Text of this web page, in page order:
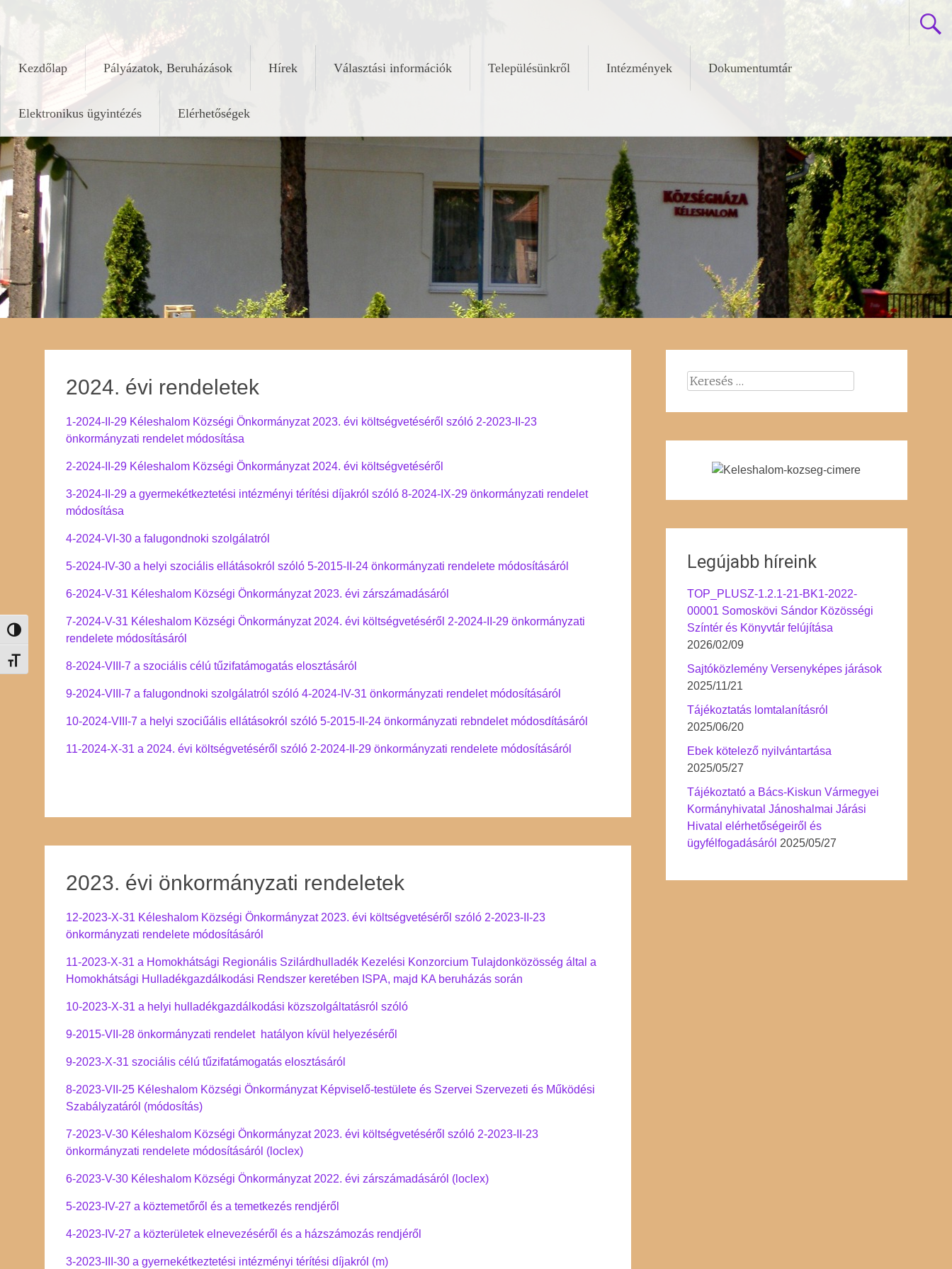
Nagy kontraszt váltása
Betűméret váltása
Kezdőlap Pályázatok, Beruházások Hírek Választási információk Településünkről Intézmények Dokumentumtár
Elektronikus ügyintézés Elérhetőségek
2024. évi rendeletek
1-2024-II-29 Kéleshalom Községi Önkormányzat 2023. évi költségvetéséről szóló 2-2023-II-23
önkormányzati rendelet módosítása
2-2024-II-29 Kéleshalom Községi Önkormányzat 2024. évi költségvetéséről
3-2024-II-29 a gyermekétkeztetési intézményi térítési díjakról szóló 8-2024-IX-29 önkormányzati rendelet
módosítása
4-2024-VI-30 a falugondnoki szolgálatról
5-2024-IV-30 a helyi szociális ellátásokról szóló 5-2015-II-24 önkormányzati rendelete módosításáról
6-2024-V-31 Kéleshalom Községi Önkormányzat 2023. évi zárszámadásáról
7-2024-V-31 Kéleshalom Községi Önkormányzat 2024. évi költségvetéséről 2-2024-II-29 önkormányzati
rendelete módosításáról
8-2024-VIII-7 a szociális célú tűzifatámogatás elosztásáról
9-2024-VIII-7 a falugondnoki szolgálatról szóló 4-2024-IV-31 önkormányzati rendelet módosításáról
10-2024-VIII-7 a helyi szociűális ellátásokról szóló 5-2015-II-24 önkormányzati rebndelet módosdításáról
11-2024-X-31 a 2024. évi költségvetéséről szóló 2-2024-II-29 önkormányzati rendelete módosításáról
2023. évi önkormányzati rendeletek
12-2023-X-31 Kéleshalom Községi Önkormányzat 2023. évi költségvetéséről szóló 2-2023-II-23
önkormányzati rendelete módosításáról
11-2023-X-31 a Homokhátsági Regionális Szilárdhulladék Kezelési Konzorcium Tulajdonközösség által a
Homokhátsági Hulladékgazdálkodási Rendszer keretében ISPA, majd KA beruházás során
10-2023-X-31 a helyi hulladékgazdálkodási közszolgáltatásról szóló
9-2015-VII-28 önkormányzati rendelet hatályon kívül helyezéséről
9-2023-X-31 szociális célú tűzifatámogatás elosztásáró
8-2023-VII-25 Kéleshalom Községi Önkormányzat Képviselő-testülete és Szervei Szervezeti és Működési
Szabályzatáról (módosítás)
7-2023-V-30 Kéleshalom Községi Önkormányzat 2023. évi költségvetéséről szóló 2-2023-II-23
önkormányzati rendelete módosításáról (loclex)
6-2023-V-30 Kéleshalom Községi Önkormányzat 2022. évi zárszámadásáról (loclex)
5-2023-IV-27 a köztemetőről és a temetkezés rendjéről
4-2023-IV-27 a közterületek elnevezéséről és a házszámozás rendjéről
3-2023-III-30 a gyernekétkeztetési intézményi térítési díjakról (m)
Keresés:
Legújabb híreink
TOP_PLUSZ-1.2.1-21-BK1-2022-
00001 Somoskövi Sándor Közösségi
Színtér és Könyvtár felújítása
2026/02/09
Sajtóközlemény Versenyképes járások
2025/11/21
Tájékoztatás lomtalanításról
2025/06/20
Ebek kötelező nyilvántartása
2025/05/27
Tájékoztató a Bács-Kiskun Vármegyei
Kormányhivatal Jánoshalmai Járási
Hivatal elérhetőségeiről és
ügyfélfogadásáról 2025/05/27